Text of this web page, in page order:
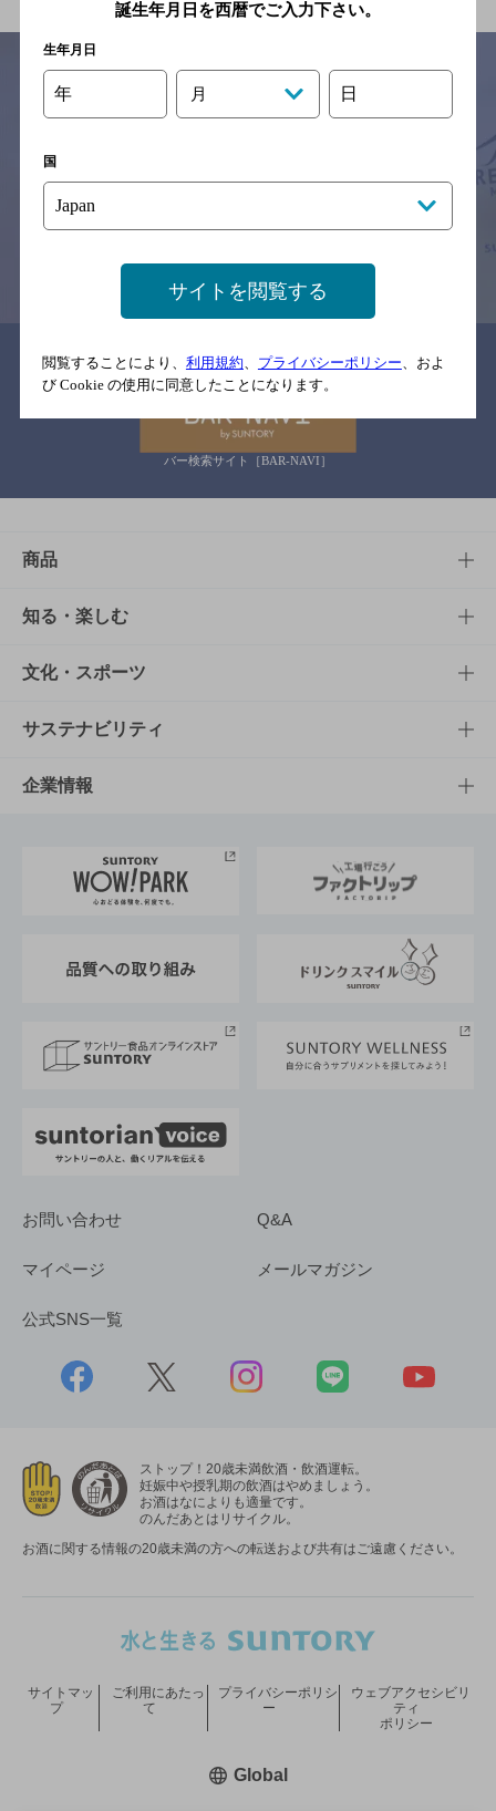
※それぞれのお店のメニューや営業時間などの掲載情報については、
予告なしに変更されることがありますので、
念のためお店にご確認の上ご来店くださいますようお願い申し上げま
情報提供：ぐるなび
関連リンク
バー検索サイト［BAR-NAVI］
商品
商品TOP
商品一覧
商品発売情報
栄養成分一覧
知る・楽しむ
知る・楽しむTOP
キャンペーン
工場見学
地域情報
文化・スポーツ
文化・スポーツTOP
サントリーホール
サントリーサンバーズ大阪
サステナビリティ
サステナビリティTOP
サントリーが考えるサステナビリティ経営
企業情報
企業概要
採用情報
お問い合わせ Q&A
マイページ メールマガジン
公式SNS一覧
ストップ！20歳未満飲酒・飲酒運転。
妊娠中や授乳期の飲酒はやめましょう。
お酒はなによりも適量です。
のんだあとはリサイクル。
お酒に関する情報の20歳未満の方への転送および共有はご遠慮ください。
サイトマッ
プ
ご利用にあたっ
て
プライバシーポリシ
ー
ウェブアクセシビリ
ティ
ポリシー
Global新しいウィンドウで開く
誕生年月日を西暦でご入力下さい。
生年月日
年 月 日
国
サイトを閲覧する
閲覧することにより、 利用規約、 プライバシーポリシー、およ
び Cookie の使用に同意したことになります。